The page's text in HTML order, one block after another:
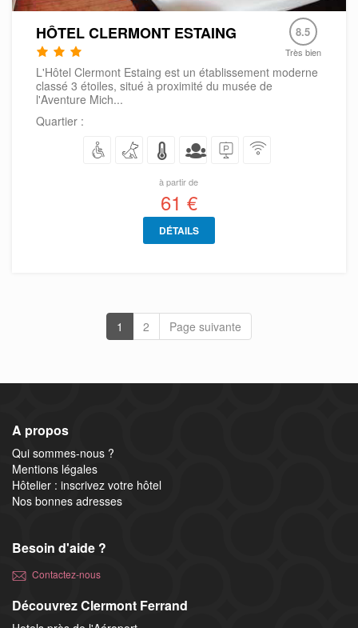
HÔTEL CLERMONT ESTAING 8.5
Très bien
L'Hôtel Clermont Estaing est un établissement moderne
classé 3 étoiles, situé à proximité du musée de
l'Aventure Mich...
Quartier :
à partir de
61 €
DÉTAILS
1 2 Page suivante
A propos
Qui sommes-nous ?
Mentions légales
Hôtelier : inscrivez votre hôtel
Nos bonnes adresses
Besoin d'aide ?
Contactez-nous
Découvrez Clermont Ferrand